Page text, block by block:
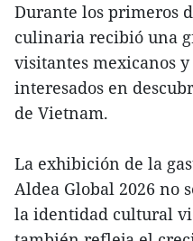
Durante los primeros
culinaria recibió una
visitantes mexicanos
interesados en
de Vietnam.
La exhibición de la
Aldea Global 2026 no
la identidad cultural